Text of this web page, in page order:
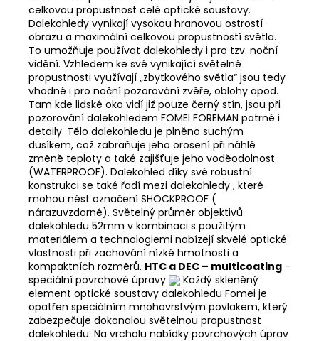
celkovou propustnost celé optické soustavy.
Dalekohledy vynikají vysokou hranovou ostrostí
obrazu a maximální celkovou propustností světla.
To umožňuje používat dalekohledy i pro tzv. noční
vidění. Vzhledem ke své vynikající světelné
propustnosti využívají „zbytkového světla“ jsou tedy
vhodné i pro noční pozorování zvěře, oblohy apod.
Tam kde lidské oko vidí již pouze černý stín, jsou při
pozorování dalekohledem FOMEI FOREMAN patrné i
detaily. Tělo dalekohledu je plněno suchým
dusíkem, což zabraňuje jeho orosení při náhlé
změně teploty a také zajišťuje jeho voděodolnost
(WATERPROOF). Dalekohled díky své robustní
konstrukci se také řadí mezi dalekohledy , které
mohou nést označení SHOCKPROOF (
nárazuvzdorné). Světelný průměr objektivů
dalekohledu 52mm v kombinaci s použitým
materiálem a technologiemi nabízejí skvělé optické
vlastnosti při zachování nízké hmotnosti a
kompaktních rozměrů. HTC a DEC – multicoating -
speciální povrchové úpravy
Každý skleněný
element optické soustavy dalekohledu Fomei je
opatřen speciálním mnohovrstvým povlakem, který
zabezpečuje dokonalou světelnou propustnost
dalekohledu. Na vrcholu nabídky povrchových úprav
Kč